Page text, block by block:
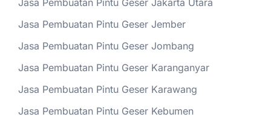
Jasa Pembuatan Pintu Geser Jember
Jasa Pembuatan Pintu Geser Jombang
Jasa Pembuatan Pintu Geser Karanganyar
Jasa Pembuatan Pintu Geser Karawang
Jasa Pembuatan Pintu Geser Kebumen